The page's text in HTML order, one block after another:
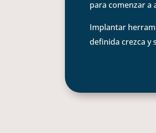
para comenzar a
Implantar
definida crezca y